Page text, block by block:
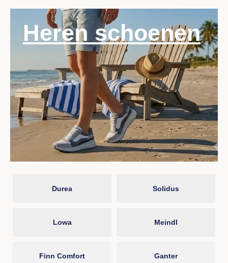
Heren schoenen
Durea
Lowa
Solidus
Meindl
Finn Comfort Ganter